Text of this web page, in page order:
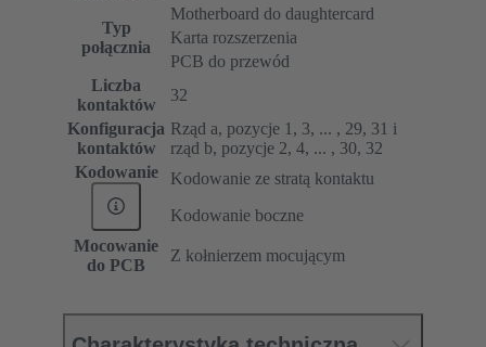
Typ
połącznia
Motherboard do daughtercard
Karta rozszerzenia
PCB do przewód
Liczba
kontaktów
32
Konfiguracja
kontaktów
Rząd a, pozycje 1, 3, ... , 29, 31 i
rząd b, pozycje 2, 4, ... , 30, 32
Kodowanie
Kodowanie ze stratą kontaktu
Kodowanie boczne
Mocowanie
do PCB
Z kołnierzem mocującym